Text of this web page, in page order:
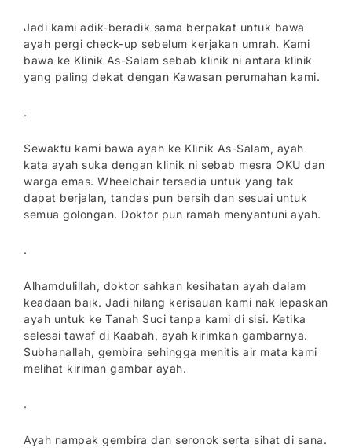
Jadi kami adik-beradik sama berpakat untuk bawa
ayah pergi check-up sebelum kerjakan umrah. Kami
bawa ke Klinik As-Salam sebab klinik ni antara klinik
yang paling dekat dengan Kawasan perumahan kami.
.
Sewaktu kami bawa ayah ke Klinik As-Salam, ayah
kata ayah suka dengan klinik ni sebab mesra OKU dan
warga emas. Wheelchair tersedia untuk yang tak
dapat berjalan, tandas pun bersih dan sesuai untuk
semua golongan. Doktor pun ramah menyantuni ayah.
.
Alhamdulillah, doktor sahkan kesihatan ayah dalam
keadaan baik. Jadi hilang kerisauan kami nak lepaskan
ayah untuk ke Tanah Suci tanpa kami di sisi. Ketika
selesai tawaf di Kaabah, ayah kirimkan gambarnya.
Subhanallah, gembira sehingga menitis air mata kami
melihat kiriman gambar ayah.
.
Ayah nampak gembira dan seronok serta sihat di sana.